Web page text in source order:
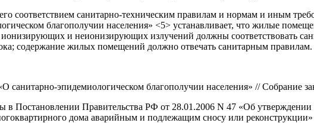
соответствием санитарно-техническим правилам и нормам и иным
благополучии населения» <5> устанавливает, что жилые
и неионизирующих излучений должны соответствовать
содержание жилых помещений должно отвечать санитарным правилам.
эпидемиологическом благополучии населения» // Собрание
Постановлении Правительства РФ от 28.01.2006 N 47 «Об
дома аварийным и подлежащим сносу или реконструкции»